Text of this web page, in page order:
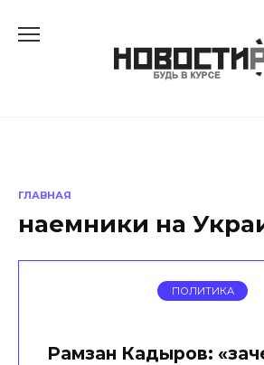
ГЛАВНАЯ
наемники на
ПОЛИТИКА
Рамзан Кадыров: